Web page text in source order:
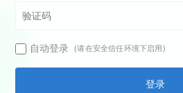
自动登录 (请在安全信任环境下启用)
登录